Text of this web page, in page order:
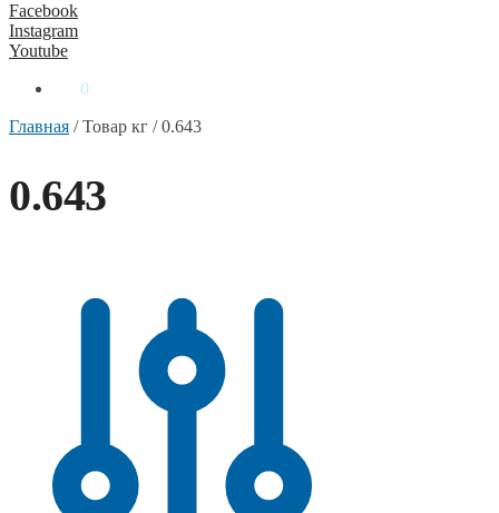
Facebook
Instagram
Youtube
0
Главная /Товар кг /0.643
0.643